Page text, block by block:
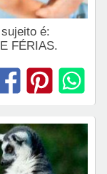
é:
FÉRIAS.